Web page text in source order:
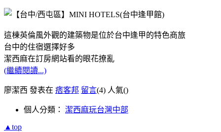
這棟英倫風外觀的建築物是位於台中逢甲的特色商旅
台中的住宿選擇好多
潔西麻在訂房網站看的眼花撩亂
(繼續閱讀...)
廖潔西 發表在 痞客邦 留言(4) 人氣()
個人分類： 潔西麻玩台灣中部
▲top